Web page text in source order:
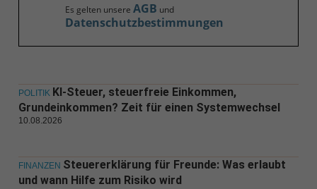
Es gelten unsere AGB und
Datenschutzbestimmungen
POLITIK KI-Steuer, steuerfreie Einkommen,
Grundeinkommen? Zeit für einen Systemwechsel
10.08.2026
FINANZEN Steuererklärung für Freunde: Was erlaubt
und wann Hilfe zum Risiko wird